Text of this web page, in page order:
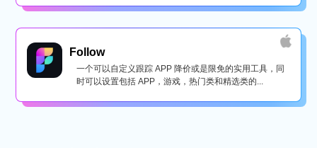
Follow
一个可以自定义跟踪 APP 降价或是限免的实用工具，同
时可以设置包括 APP，游戏，热门类和精选类的...